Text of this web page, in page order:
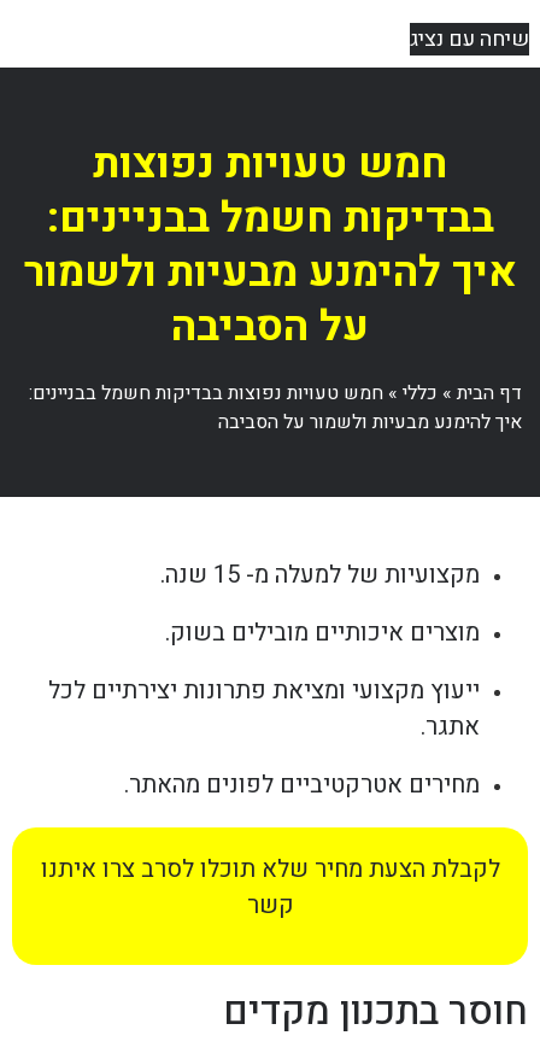
שיחה עם נציג
חמש טעויות נפוצות
בבדיקות חשמל בבניינים:
איך להימנע מבעיות ולשמור
על הסביבה
דף הבית» כללי» חמש טעויות נפוצות בבדיקות חשמל בבניינים:
איך להימנע מבעיות ולשמור על הסביבה
מקצועיות של למעלה מ- 15 שנה.
מוצרים איכותיים מובילים בשוק.
ייעוץ מקצועי ומציאת פתרונות יצירתיים לכל
אתגר.
מחירים אטרקטיביים לפונים מהאתר.
לקבלת הצעת מחיר שלא תוכלו לסרב צרו איתנו
קשר
חוסר בתכנון מקדים